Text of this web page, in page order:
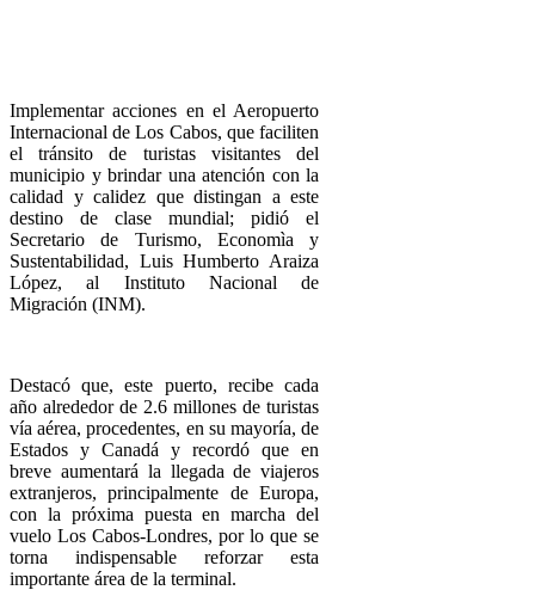
Implementar acciones en el Aeropuerto
Internacional de Los Cabos, que faciliten
el tránsito de turistas visitantes del
municipio y brindar una atención con la
calidad y calidez que distingan a este
destino de clase mundial; pidió el
Secretario de Turismo, Economìa y
Sustentabilidad, Luis Humberto Araiza
López, al Instituto Nacional de
Migración (INM).
Destacó que, este puerto, recibe cada
año alrededor de 2.6 millones de turistas
vía aérea, procedentes, en su mayoría, de
Estados y Canadá y recordó que en
breve aumentará la llegada de viajeros
extranjeros, principalmente de Europa,
con la próxima puesta en marcha del
vuelo Los Cabos-Londres, por lo que se
torna indispensable reforzar esta
importante área de la terminal.